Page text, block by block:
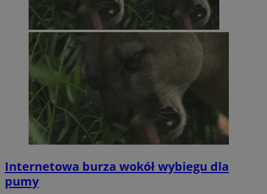
Internetowa burza wokół wybiegu dla
pumy